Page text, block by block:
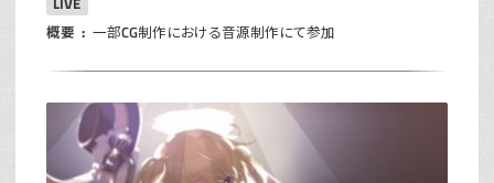
LIVE
概要
一部CG制作における音源制作にて参加